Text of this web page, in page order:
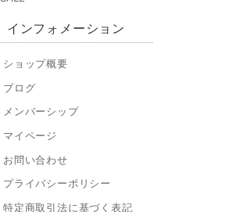
インフォメーション
ショップ概要
ブログ
メンバーシップ
マイページ
お問い合わせ
プライバシーポリシー
特定商取引法に基づく表記